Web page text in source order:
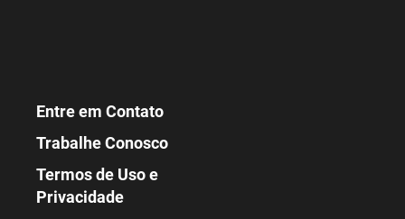
Entre em Contato
Trabalhe Conosco
Termos de Uso e
Privacidade